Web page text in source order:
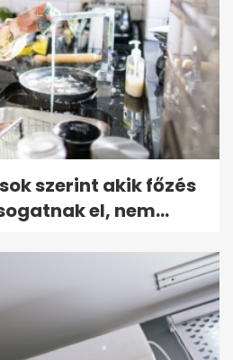
szerint akik főzés
el, nem...